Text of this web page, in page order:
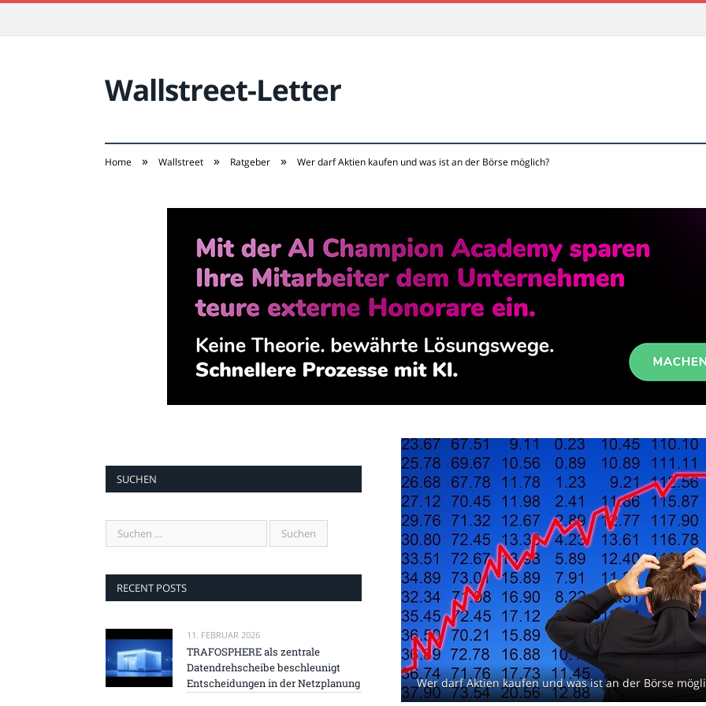
Wallstreet-Letter
Home » Wallstreet » Ratgeber » Wer darf Aktien kaufen und was ist an der Börse möglich?
Wer darf Aktien kaufen und was ist an der Börse
SUCHEN
RECENT POSTS
11. FEBRUAR 2026
TRAFOSPHERE als zentrale
Datendrehscheibe beschleunigt
Entscheidungen in der Netzplanung